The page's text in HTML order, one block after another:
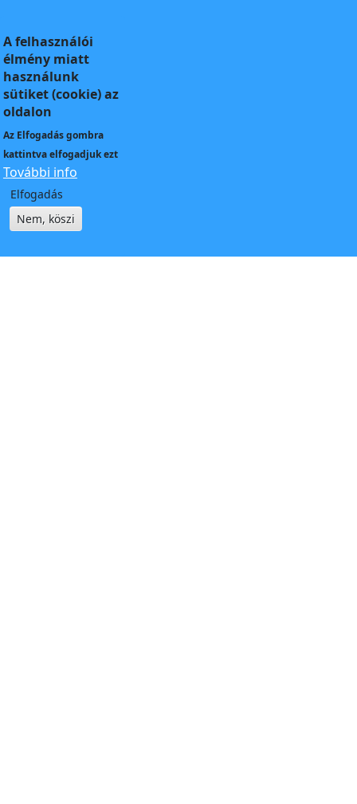
A felhasználói
élmény miatt
használunk
sütiket (cookie) az
oldalon
Az Elfogadásgombra
kattintva elfogadjuk ezt
További info
Elfogadás
Nem, köszi